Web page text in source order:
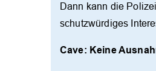
Dann kann die
schutzwürdiges
Cave: Keine